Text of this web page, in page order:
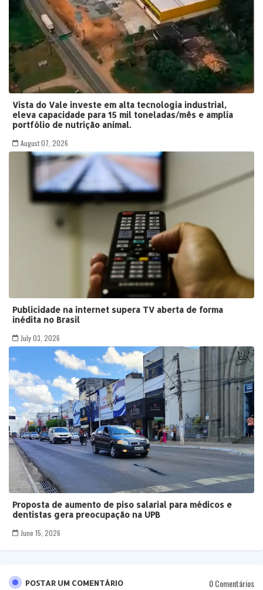
Vista do Vale investe em alta tecnologia industrial,
eleva capacidade para 15 mil toneladas/mês e amplia
portfólio de nutrição animal.
August 07, 2026
Publicidade na internet supera TV aberta de forma
inédita no Brasil
July 03, 2026
Proposta de aumento de piso salarial para médicos e
dentistas gera preocupação na UPB
June 15, 2026
POSTAR UM COMENTÁRIO 0 Comentários